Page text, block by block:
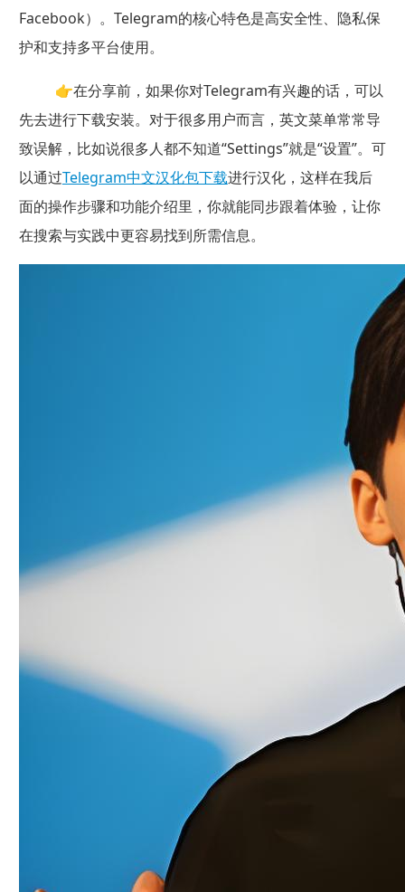
Facebook）。Telegram的核心特色是高安全性、隐私保
护和支持多平台使用。
👉在分享前，如果你对Telegram有兴趣的话，可以
先去进行下载安装。对于很多用户而言，英文菜单常常导
致误解，比如说很多人都不知道“Settings”就是“设置”。可
以通过Telegram中文汉化包下载进行汉化，这样在我后
面的操作步骤和功能介绍里，你就能同步跟着体验，让你
在搜索与实践中更容易找到所需信息。